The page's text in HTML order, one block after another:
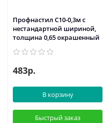
Профнастил С10-0,3м с
нестандартной шириной,
толщина 0,65 окрашенный
483р.
В корзину
Быстрый заказ